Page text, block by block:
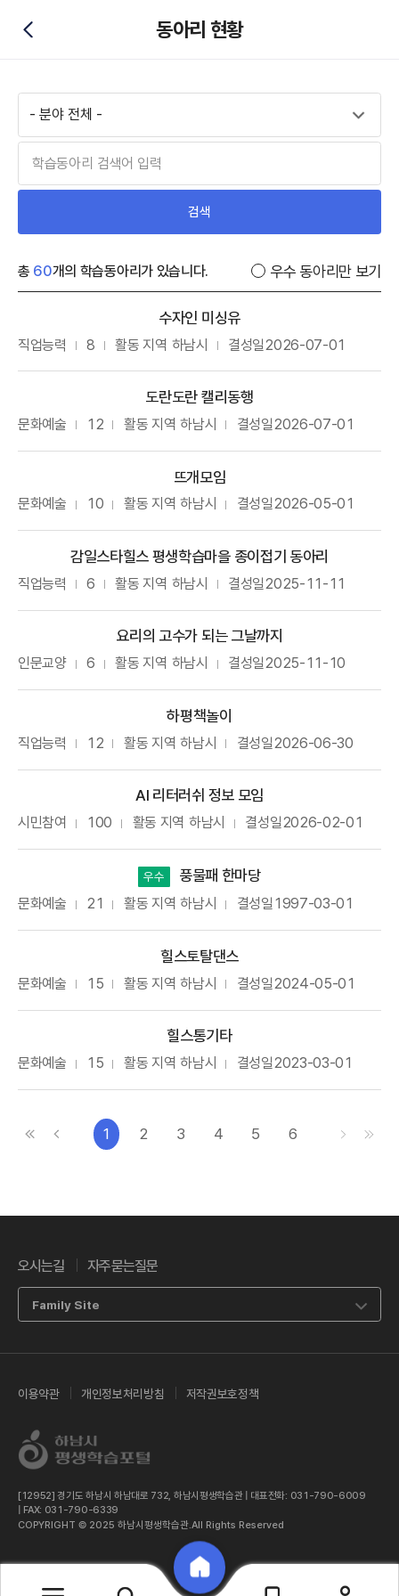
뒤로가기 동아리 현황
검색
총 60개의 학습동아리가 있습니다. 우수 동아리만 보기
직업능력
수자인 미싱유
8 활동 지역 하남시 결성일 2026-07-01
문화예술
도란도란 캘리동행
12 활동 지역 하남시 결성일2026-07-01
문화예술
뜨개모임
10 활동 지역 하남시 결성일2026-05-01
직업능력
감일스타힐스 평생학습마을 종이접기 동아리
6 활동 지역 하남시 결성일2025-11-11
인문교양
요리의 고수가 되는 그날까지
6 활동 지역 하남시 결성일2025-11-10
직업능력
하평책놀이
12 활동 지역 하남시 결성일 2026-06-30
시민참여
AI 리터러쉬 정보 모임
100 활동 지역 하남시 결성일2026-02-01
문화예술
우수 풍물패 한마당
21 활동 지역 하남시 결성일 1997-03-01
문화예술
힐스토탈댄스
15 활동 지역 하남시 결성일 2024-05-01
문화예술
힐스통기타
15 활동 지역 하남시 결성일2023-03-01
1 2 3 4 5 6
오시는길 자주묻는질문
Family Site
이용약관 개인정보처리방침 저작권보호정책
[12952] 경기도 하남시 하남대로 732, 하남시평생학습관 | 대표전화: 031-790-6009
| FAX: 031-790-6339
COPYRIGHT © 2025 하남시평생학습관.All Rights Reserved